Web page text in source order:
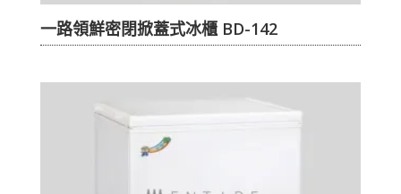
一路領鮮密閉掀蓋式冰櫃 BD-142